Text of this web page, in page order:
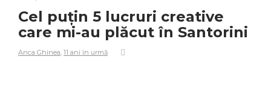
Cel puțin 5 lucruri creative
care mi-au plăcut în Santorini
Anca Ghinea, 11 ani în urmă